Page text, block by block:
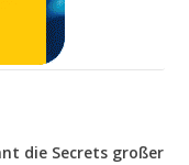
die Secrets großer